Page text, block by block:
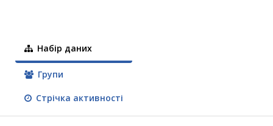
Набір даних
Групи
Стрічка активності